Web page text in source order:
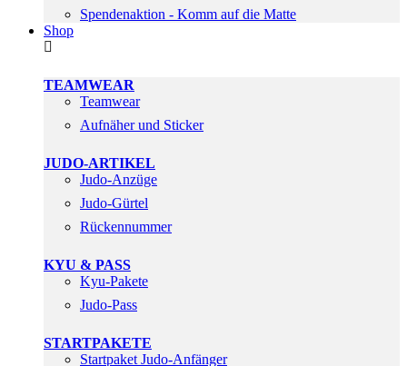
Spendenaktion - Komm auf die Matte
Shop
TEAMWEAR
Teamwear
Aufnäher und Sticker
JUDO-ARTIKEL
Judo-Anzüge
Judo-Gürtel
Rückennummer
KYU & PASS
Kyu-Pakete
Judo-Pass
STARTPAKETE
Startpaket Judo-Anfänger